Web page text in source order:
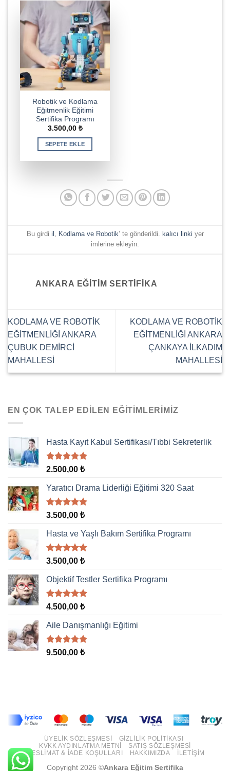
Robotik ve Kodlama
Eğitmenlik Eğitimi
Sertifika Programı
3.500,00 ₺
SEPETE EKLE
Bu girdi il , Kodlama ve Robotik’ te gönderildi. kalıcı linki yer
imlerine ekleyin.
ANKARA EĞITIM SERTIFIKA
KODLAMA VE ROBOTİK
EĞİTMENLİĞİ ANKARA
ÇUBUK DEMİRCİ
MAHALLESİ
KODLAMA VE ROBOTİK
EĞİTMENLİĞİ ANKARA
ÇANKAYA İLKADIM
MAHALLESİ
EN ÇOK TALEP EDILEN EĞITIMLERIMIZ
Hasta Kayıt Kabul Sertifikası/Tıbbi Sekreterlik
5 üzerinden
aldı
2.500,00 ₺
Yaratıcı Drama Liderliği Eğitimi 320 Saat
5 üzerinden
aldı
3.500,00 ₺
Hasta ve Yaşlı Bakım Sertifika Programı
5 üzerinden
aldı
3.500,00 ₺
Objektif Testler Sertifika Programı
5 üzerinden
aldı
4.500,00 ₺
Aile Danışmanlığı Eğitimi
5 üzerinden
9.500,00 ₺
ÜYELIK SÖZLEŞMESI
GIZLILIK POLITIKASI
KVKK AYDINLATMA METNI
SATIŞ SÖZLEŞMESI
TESLIMAT & İADE KOŞULLARI
HAKKIMIZDA İLETIŞIM
Copyright 2026 ©Ankara Eğitim Sertifika